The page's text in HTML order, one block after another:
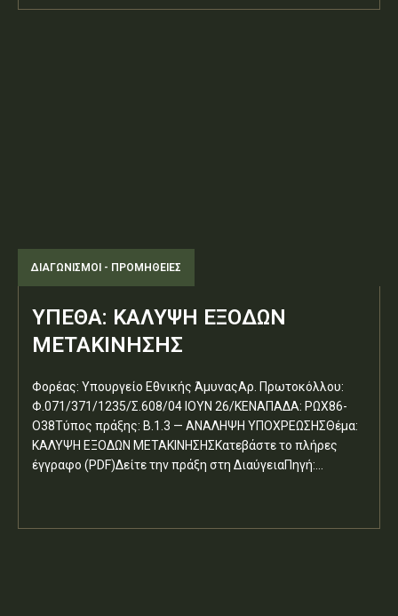
ΔΙΑΓΩΝΙΣΜΟΊ - ΠΡΟΜΉΘΕΙΕΣ
ΥΠΕΘΑ: ΚΑΛΥΨΗ ΕΞΟΔΩΝ
ΜΕΤΑΚΙΝΗΣΗΣ
Φορέας: Υπουργείο Εθνικής ΆμυναςΑρ. Πρωτοκόλλου:
Φ.071/371/1235/Σ.608/04 ΙΟΥΝ 26/ΚΕΝΑΠΑΔΑ: ΡΩΧ86-
Ο38Τύπος πράξης: Β.1.3 — ΑΝΑΛΗΨΗ ΥΠΟΧΡΕΩΣΗΣΘέμα:
ΚΑΛΥΨΗ ΕΞΟΔΩΝ ΜΕΤΑΚΙΝΗΣΗΣΚατεβάστε το πλήρες
έγγραφο (PDF)Δείτε την πράξη στη ΔιαύγειαΠηγή:...